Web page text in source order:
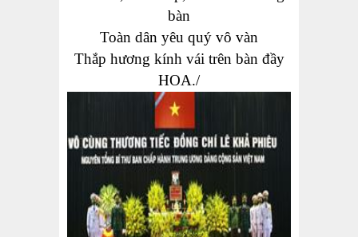
bàn
Toàn dân yêu quý vô vàn
Thắp hương kính vái trên bàn đầy
HOA./